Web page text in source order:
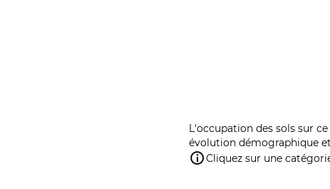
L'occupation des sols sur
évolution démographique
Cliquez sur une